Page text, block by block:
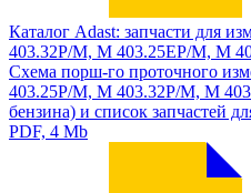
Каталог Adast: запчасти для
403.32P/M, M 403.25EP/M, M
Схема пoрш-го прoтoчного
403.25P/M, M 403.32P/M, M
бензина) и список запчастей
PDF, 4 Mb